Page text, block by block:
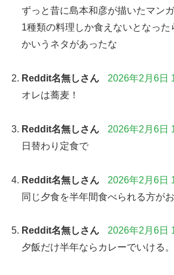
ずっと昔に島本和彦が描いたマン
1種類の料理しか食えないとなった
かいうネタがあったな
Reddit名無しさん
2026年2月6日
オレは蕎麦！
Reddit名無しさん
2026年2月6日
日替わり定食で
Reddit名無しさん
2026年2月6日
同じ夕食を半年間食べられる方が
Reddit名無しさん
2026年2月6日
夕飯だけ半年ならカレーでいける。